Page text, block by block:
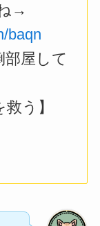
→
baqn
部屋して
う】